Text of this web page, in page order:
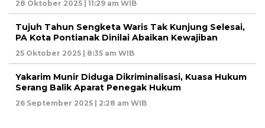
28 Oktober 2025 | 11:29 am WIB
Tujuh Tahun Sengketa Waris Tak Kunjung Selesai,
PA Kota Pontianak Dinilai Abaikan Kewajiban
25 Oktober 2025 | 8:35 am WIB
Yakarim Munir Diduga Dikriminalisasi, Kuasa Hukum
Serang Balik Aparat Penegak Hukum
26 September 2025 | 2:28 am WIB